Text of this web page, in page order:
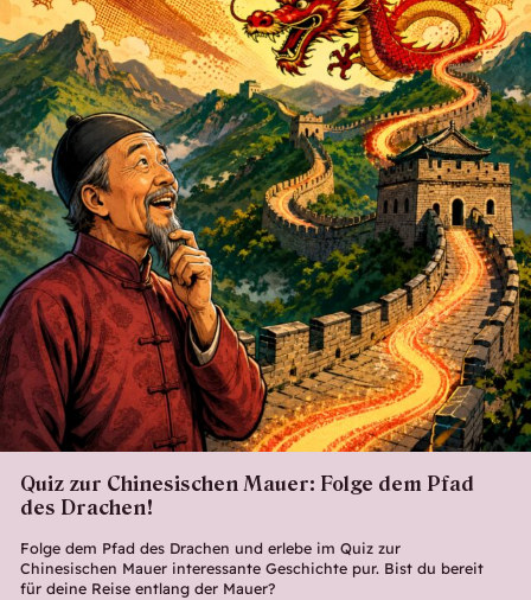
Quiz zur Chinesischen Mauer: Folge dem Pfad
des Drachen!
Folge dem Pfad des Drachen und erlebe im Quiz zur
Chinesischen Mauer interessante Geschichte pur. Bist du bereit
für deine Reise entlang der Mauer?